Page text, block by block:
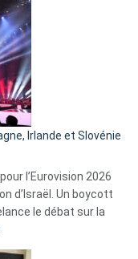
Irlande et Slovénie
l’Eurovision 2026
d’Israël. Un boycott
le débat sur la